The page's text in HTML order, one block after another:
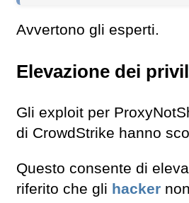
Avvertono gli esperti.
Elevazione dei
Gli exploit per
di CrowdStrike hanno
Questo consente di
riferito che gli hacker